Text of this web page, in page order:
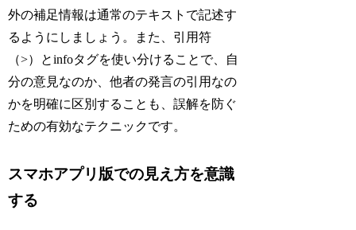
外の補足情報は通常のテキストで記述す
るようにしましょう。また、引用符
（>）とinfoタグを使い分けることで、自
分の意見なのか、他者の発言の引用なの
かを明確に区別することも、誤解を防ぐ
ための有効なテクニックです。
スマホアプリ版での見え方を意識
する